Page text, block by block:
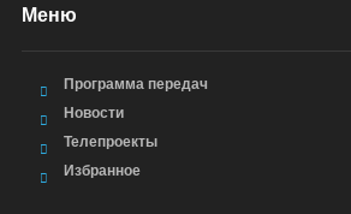
Меню
Программа передач
Новости
Телепроекты
Избранное